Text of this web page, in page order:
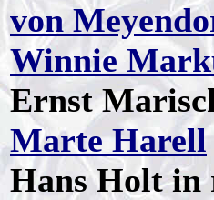
von
Winnie
Ernst
Marte Harell
Hans Holt in